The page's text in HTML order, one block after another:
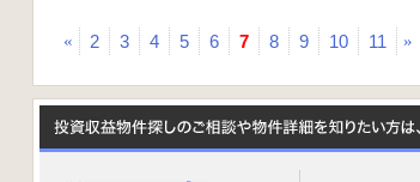
« 2 3 4 5 6 7 8 9 10 11 »